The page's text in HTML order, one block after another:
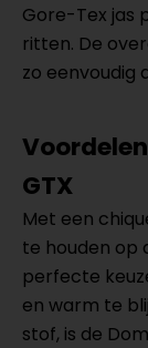
Gore-Tex jas
ritten. De
zo eenvoudig
GTX
Met een
te houden op
perfecte
en warm te
stof, is de